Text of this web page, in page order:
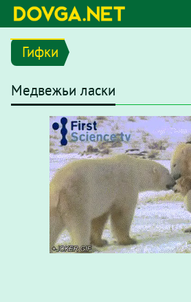
Гифки
Медвежьи ласки